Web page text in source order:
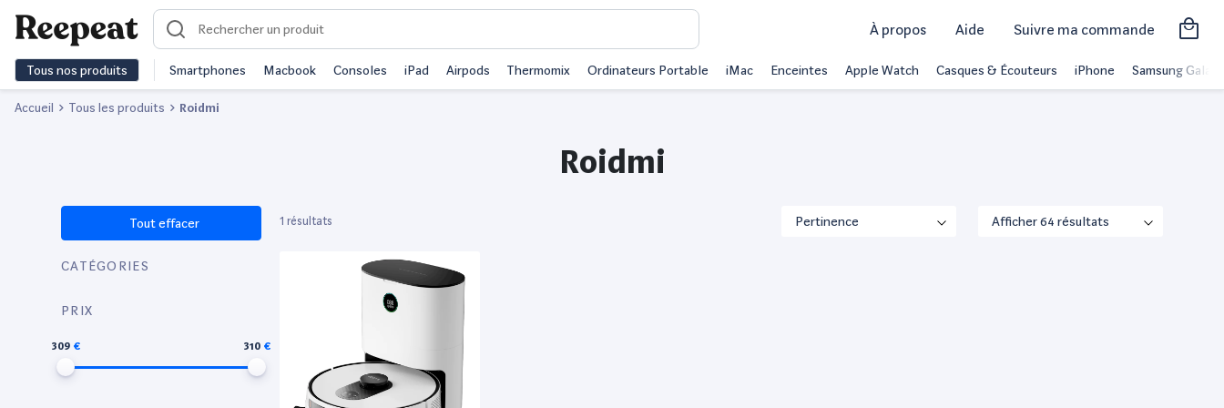
À propos Aide Suivre ma commande
Tous nos produits Smartphones Macbook Consoles iPad Airpods Thermomix Ordinateurs Portable iMac Enceintes Apple Watch Casques & Écouteurs iPhone Samsung Galaxy
Accueil Tous les produits Roidmi
Roidmi
Tout effacer
CATÉGORIES
PRIX
309 310
1 résultats